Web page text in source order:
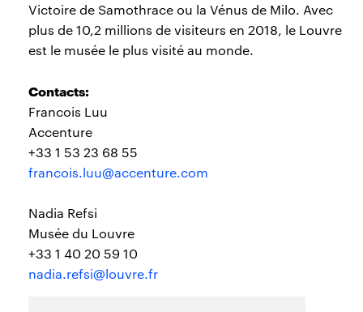
Victoire de Samothrace ou la Vénus de Milo. Avec
plus de 10,2 millions de visiteurs en 2018, le Louvre
est le musée le plus visité au monde.
Contacts:
Francois Luu
Accenture
+33 1 53 23 68 55
francois.luu@accenture.com
Nadia Refsi
Musée du Louvre
+33 1 40 20 59 10
nadia.refsi@louvre.fr